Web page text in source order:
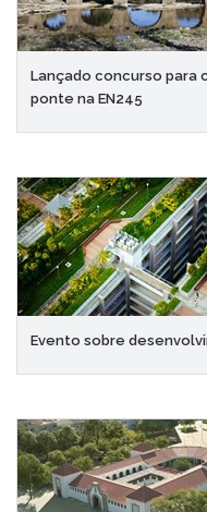
Lançado concurso para
ponte na EN245
Evento sobre